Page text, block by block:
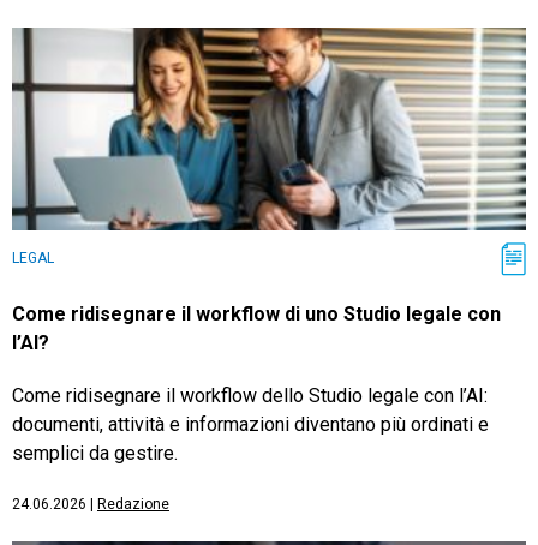
LEGAL
Come ridisegnare il workflow di uno Studio legale con
l’AI?
Come ridisegnare il workflow dello Studio legale con l’AI:
documenti, attività e informazioni diventano più ordinati e
semplici da gestire.
24.06.2026 Redazione